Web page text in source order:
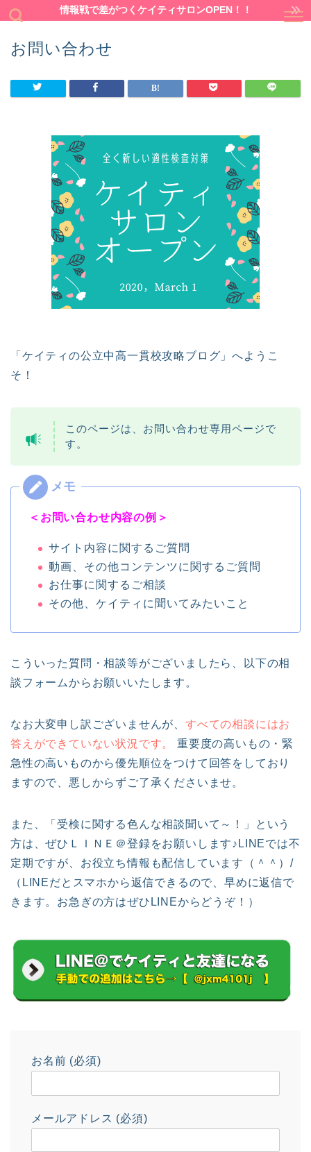
情報戦で差がつくケイティサロンOPEN！！
お問い合わせ
「ケイティの公立中高一貫校攻略ブログ」へようこ
そ！
このページは、お問い合わせ専用ページで
す。
＜お問い合わせ内容の例＞
サイト内容に関するご質問
動画、その他コンテンツに関するご質問
お仕事に関するご相談
その他、ケイティに聞いてみたいこと
こういった質問・相談等がございましたら、以下の相
談フォームからお願いいたします。
なお大変申し訳ございませんが、すべての相談にはお
答えができていない状況です。
重要度の高いもの・緊
急性の高いものから優先順位をつけて回答をしており
ますので、悪しからずご了承くださいませ。
また、「受検に関する色んな相談聞いて～！」という
方は、ぜひＬＩＮＥ＠登録をお願いします♪LINEでは不
定期ですが、お役立ち情報も配信しています（＾＾）/
（LINEだとスマホから返信できるので、早めに返信で
きます。お急ぎの方はぜひLINEからどうぞ！）
お名前 (必須)
メールアドレス (必須)